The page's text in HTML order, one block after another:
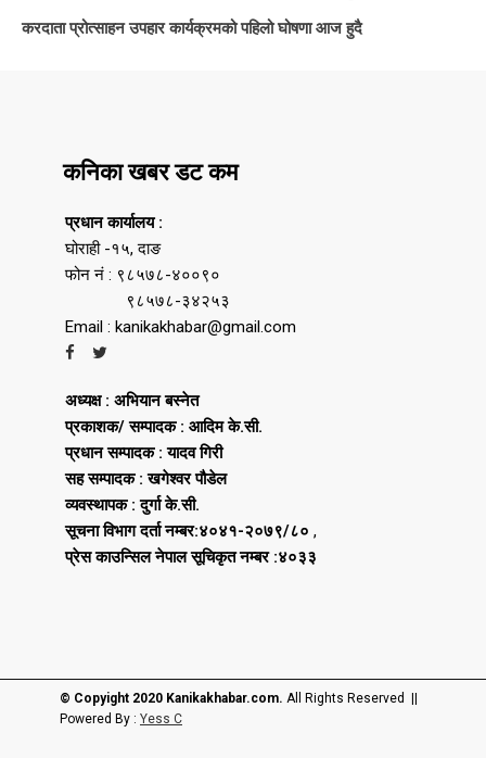
करदाता प्रोत्साहन उपहार कार्यक्रमको पहिलो घोषणा आज हुदै
कनिका खबर डट कम
प्रधान कार्यालय :
घोराही -१५, दाङ
फोन नं : ९८५७८-४००९०
९८५७८-३४२५३
Email : kanikakhabar@gmail.com
अध्यक्ष : अभियान बस्नेत
प्रकाशक/ सम्पादक : आदिम के.सी.
प्रधान सम्पादक : यादव गिरी
सह सम्पादक : खगेश्वर पौडेल
व्यवस्थापक : दुर्गा के.सी.
सूचना विभाग दर्ता नम्बर:४०४१-२०७९/८० ,
प्रेस काउन्सिल नेपाल सूचिकृत नम्बर :४०३३
© Copyight 2020 Kanikakhabar.com. All Rights Reserved ||
Powered By : Yess C